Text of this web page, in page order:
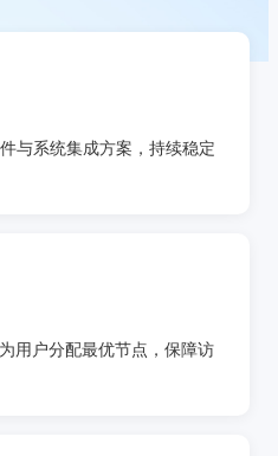
与系统集成方案，持续稳定
用户分配最优节点，保障访